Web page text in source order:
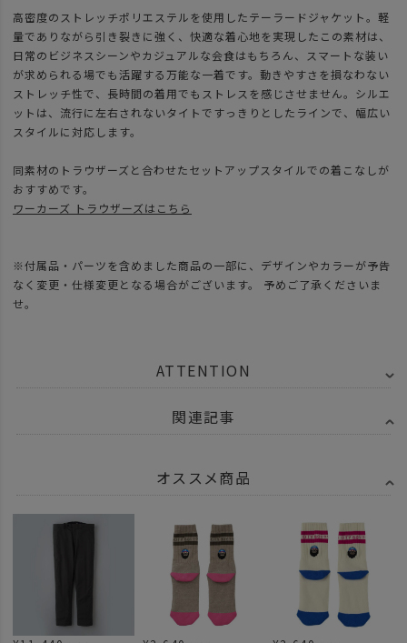
高密度のストレッチポリエステルを使用したテーラードジャケット。軽
量でありながら引き裂きに強く、快適な着心地を実現したこの素材は、
日常のビジネスシーンやカジュアルな会食はもちろん、スマートな装い
が求められる場でも活躍する万能な一着です。動きやすさを損なわない
ストレッチ性で、長時間の着用でもストレスを感じさせません。シルエ
ットは、流行に左右されないタイトですっきりとしたラインで、幅広い
スタイルに対応します。
同素材のトラウザーズと合わせたセットアップスタイルでの着こなしが
おすすめです。
ワーカーズ トラウザーズはこちら
※付属品・パーツを含めました商品の一部に、デザインやカラーが予告
なく変更・仕様変更となる場合がございます。 予めご了承くださいま
せ。
ATTENTION
関連記事
オススメ商品